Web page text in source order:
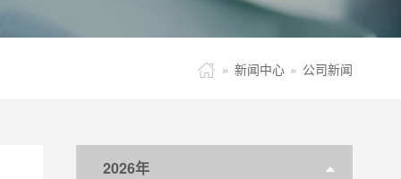
 » 新闻中心 » 公司新闻
2026年